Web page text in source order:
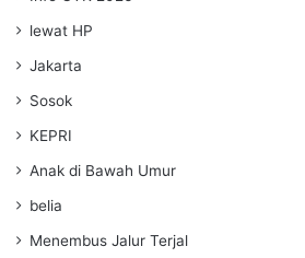
lewat HP
Jakarta
Sosok
KEPRI
Anak di Bawah Umur
belia
Menembus Jalur Terjal